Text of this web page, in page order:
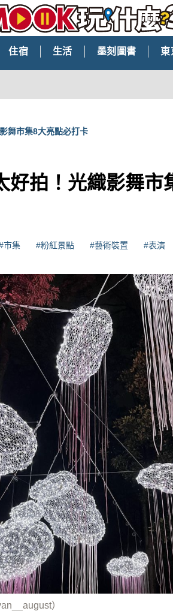
住宿 生活 墨刻圖書 東
舞市集8大亮點必打卡
好拍！光織影舞市
市集 #粉紅景點 #藝術裝置 #表演
）